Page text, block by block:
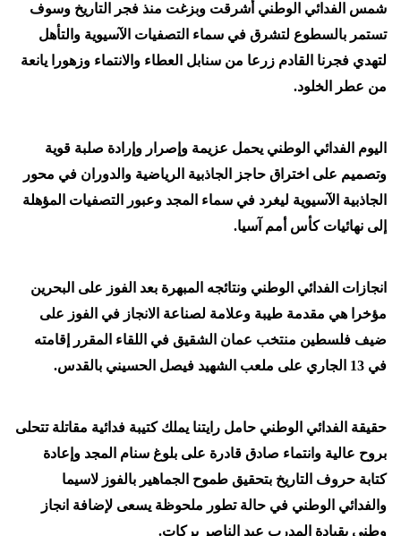
شمس الفدائي الوطني أشرقت وبزغت منذ فجر التاريخ وسوف
تستمر بالسطوع لتشرق في سماء التصفيات الآسيوية والتأهل
لتهدي فجرنا القادم زرعا من سنابل العطاء والانتماء وزهورا يانعة
من عطر الخلود.
اليوم الفدائي الوطني يحمل عزيمة وإصرار وإرادة صلبة قوية
وتصميم على اختراق حاجز الجاذبية الرياضية والدوران في محور
الجاذبية الآسيوية ليغرد في سماء المجد وعبور التصفيات المؤهلة
إلى نهائيات كأس أمم آسيا.
انجازات الفدائي الوطني ونتائجه المبهرة بعد الفوز على البحرين
مؤخرا هي مقدمة طيبة وعلامة لصناعة الانجاز في الفوز على
ضيف فلسطين منتخب عمان الشقيق في اللقاء المقرر إقامته
في 13 الجاري على ملعب الشهيد فيصل الحسيني بالقدس.
حقيقة الفدائي الوطني حامل رايتنا يملك كتيبة فدائية مقاتلة تتحلى
بروح عالية وانتماء صادق قادرة على بلوغ سنام المجد وإعادة
كتابة حروف التاريخ بتحقيق طموح الجماهير بالفوز لاسيما
والفدائي الوطني في حالة تطور ملحوظة يسعى لإضافة انجاز
وطني بقيادة المدرب عبد الناصر بركات.